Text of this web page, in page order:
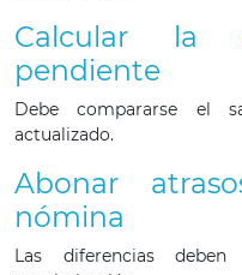
Calcular la
pendiente
Debe compararse el
actualizado.
Abonar
nómina
Las diferencias